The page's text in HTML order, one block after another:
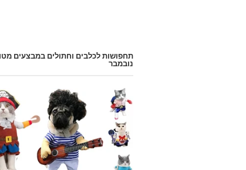
תחפושות לכלבים וחתולים במבצעים
נובמבר